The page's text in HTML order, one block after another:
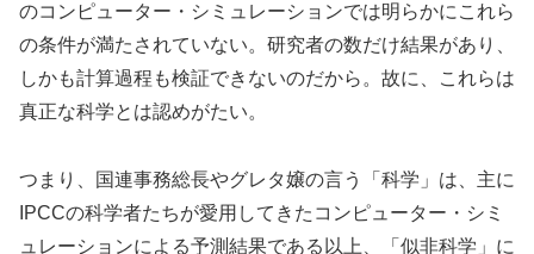
のコンピューター・シミュレーションでは明らかにこれら
の条件が満たされていない。研究者の数だけ結果があり、
しかも計算過程も検証できないのだから。故に、これらは
真正な科学とは認めがたい。
つまり、国連事務総長やグレタ嬢の言う「科学」は、主に
IPCCの科学者たちが愛用してきたコンピューター・シミ
ュレーションによる予測結果である以上、「似非科学」に